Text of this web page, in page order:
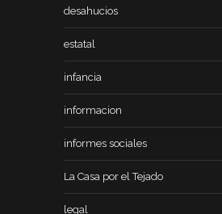
desahucios
estatal
infancia
informacion
informes sociales
La Casa por el Tejado
legal